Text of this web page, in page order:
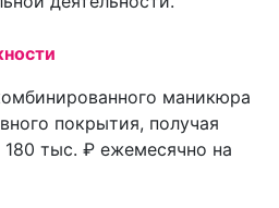
маникюра
покрытия, получая
тыс. ₽ ежемесячно на